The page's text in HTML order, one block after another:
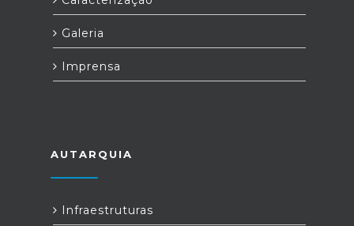
Galeria
Imprensa
AUTARQUIA
Infraestruturas